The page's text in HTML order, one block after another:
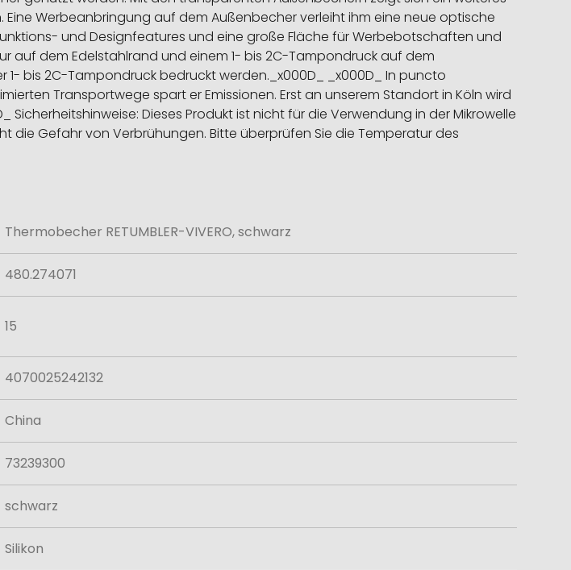
Werbeanbringung auf dem Außenbecher verleiht ihm eine neue optische
und Designfeatures und eine große Fläche für Werbebotschaften und
auf dem Edelstahlrand und einem 1- bis 2C-Tampondruck auf dem
bis 2C-Tampondruck bedruckt werden._x000D_ _x000D_ In puncto
Transportwege spart er Emissionen. Erst an unserem Standort in Köln wird
Dieses Produkt ist nicht für die Verwendung in der Mikrowelle
die Gefahr von Verbrühungen. Bitte überprüfen Sie die Temperatur des
Thermobecher RETUMBLER-VIVERO, schwarz
480.274071
15
4070025242132
China
73239300
schwarz
Silikon